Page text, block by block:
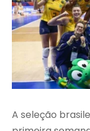
A seleção